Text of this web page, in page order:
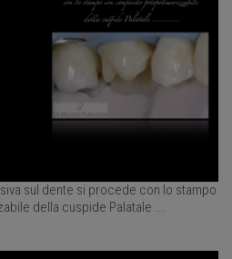
sul dente si procede con lo stampo
della cuspide Palatale ...